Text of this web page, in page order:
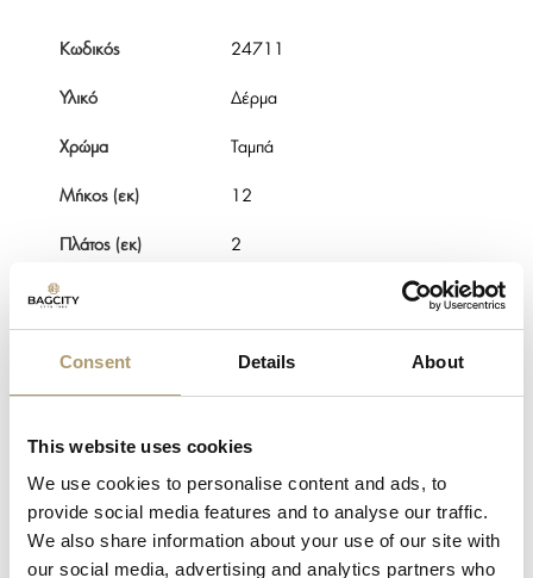
Consent Details About
This website uses cookies
We use cookies to personalise content and ads, to
provide social media features and to analyse our traffic.
We also share information about your use of our site with
our social media, advertising and analytics partners who
Κωδικός 24711
Υλικό Δέρμα
Χρώμα Ταμπά
Μήκος (εκ) 12
Πλάτος (εκ) 2
Ύψος (εκ)
θέσεις
Μια
Θηκές
χαρτονομισμάτων